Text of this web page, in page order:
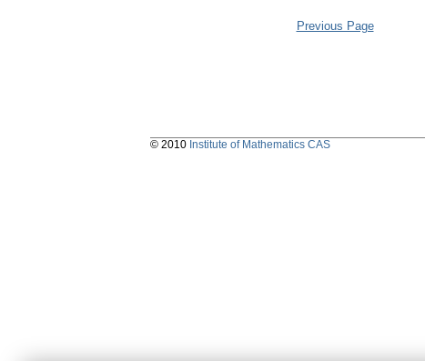
Previous Page
© 2010 Institute of Mathematics CAS